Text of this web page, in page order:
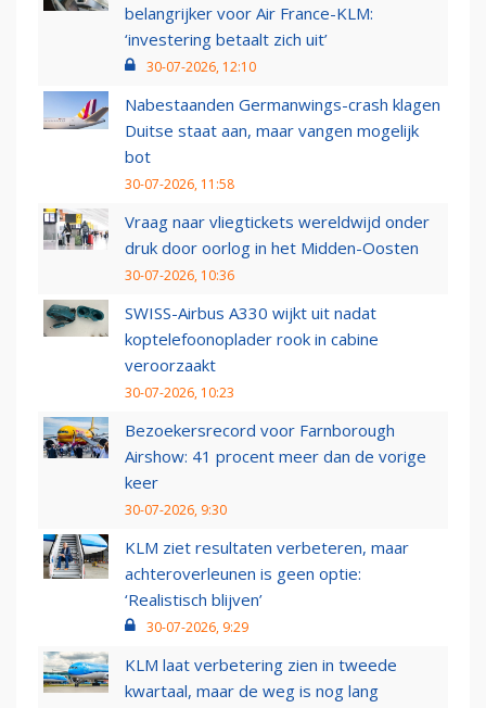
belangrijker voor Air France-KLM:
‘investering betaalt zich uit’
30-07-2026, 12:10
Nabestaanden Germanwings-crash klagen
Duitse staat aan, maar vangen mogelijk
bot
30-07-2026, 11:58
Vraag naar vliegtickets wereldwijd onder
druk door oorlog in het Midden-Oosten
30-07-2026, 10:36
SWISS-Airbus A330 wijkt uit nadat
koptelefoonoplader rook in cabine
veroorzaakt
30-07-2026, 10:23
Bezoekersrecord voor Farnborough
Airshow: 41 procent meer dan de vorige
keer
30-07-2026, 9:30
KLM ziet resultaten verbeteren, maar
achteroverleunen is geen optie:
‘Realistisch blijven’
30-07-2026, 9:29
KLM laat verbetering zien in tweede
kwartaal, maar de weg is nog lang